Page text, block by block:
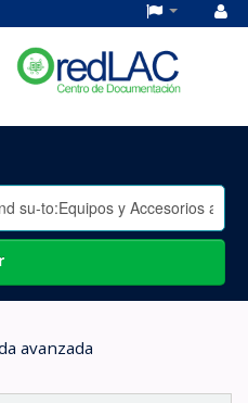
avanzada